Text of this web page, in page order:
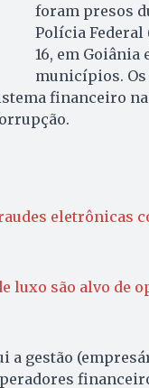
foram presos
Polícia Federal
16, em Goiânia
municípios.
financeiro
eletrônicas
luxo são alvo de
gestão